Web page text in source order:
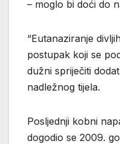
– moglo bi doći do
“Eutanaziranje
postupak koji se
dužni spriječiti
nadležnog tijela.
Posljednji kobni
dogodio se 2009.